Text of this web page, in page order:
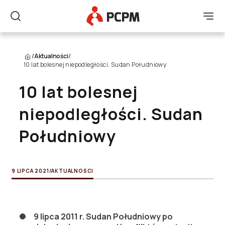
Szukaj
Główne Logo
/Aktualności/
10 lat bolesnej niepodległości. Sudan Południowy
10 lat bolesnej
niepodległości. Sudan
Południowy
9 LIPCA 2021 /AKTUALNOŚCI
9 lipca 2011 r. Sudan Południowy po